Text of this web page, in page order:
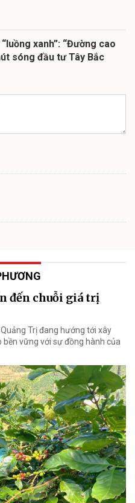
xanh”: “Đường cao
sóng đầu tư Tây Bắc
đến chuỗi giá trị
Trị đang hướng tới xây
vững với sự đồng hành của